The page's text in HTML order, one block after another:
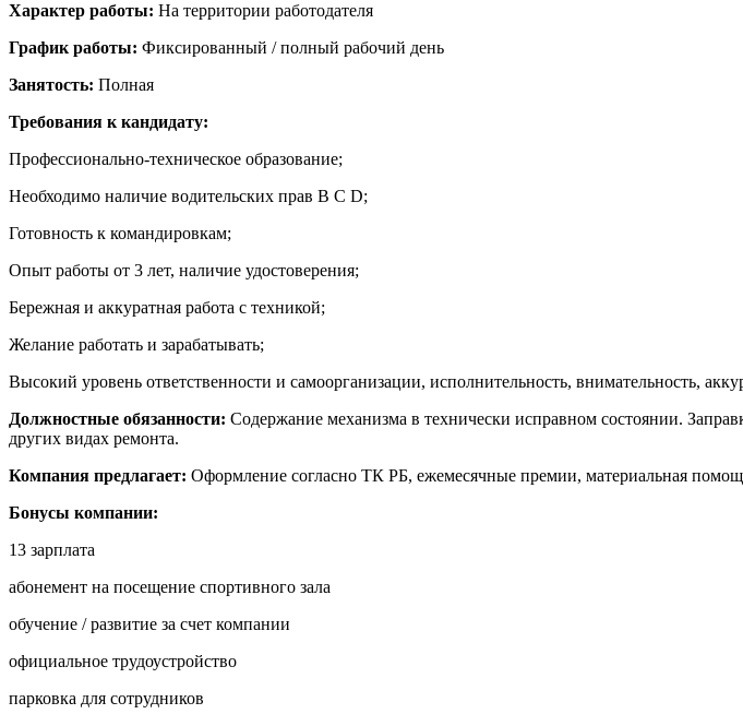
Характер работы: На территории работодателя
График работы: Фиксированный / полный рабочий день
Занятость: Полная
Требования к кандидату:
Профессионально-техническое образование;
Необходимо наличие водительских прав B C D;
Готовность к командировкам;
Опыт работы от 3 лет, наличие удостоверения;
Бережная и аккуратная работа с техникой;
Желание работать и зарабатывать;
Высокий уровень ответственности и самоорганизации, исполнительность, внимательность,
Должностные обязанности: Содержание механизма в технически исправном состоянии.
других видах ремонта.
Компания предлагает: Оформление согласно ТК РБ, ежемесячные премии, материальная
Бонусы компании:
13 зарплата
абонемент на посещение спортивного зала
обучение / развитие за счет компании
официальное трудоустройство
парковка для сотрудников